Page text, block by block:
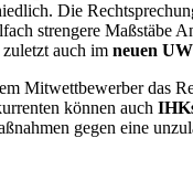
Die
strengere Maßstäbe
auch im neuen
Mitwettbewerber das
können auch
gegen eine